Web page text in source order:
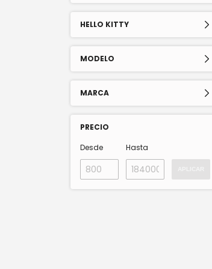
HELLO KITTY
MODELO
MARCA
PRECIO
Desde
Hasta